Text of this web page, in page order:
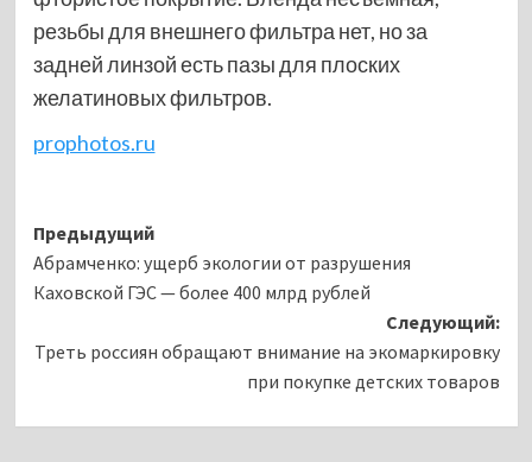
резьбы для внешнего фильтра нет, но за
задней линзой есть пазы для плоских
желатиновых фильтров.
prophotos.ru
Навигация
записи
Предыдущий
Абрамченко: ущерб экологии от разрушения
Каховской ГЭС — более 400 млрд рублей
Следующий:
Треть россиян обращают внимание на экомаркировку
при покупке детских товаров